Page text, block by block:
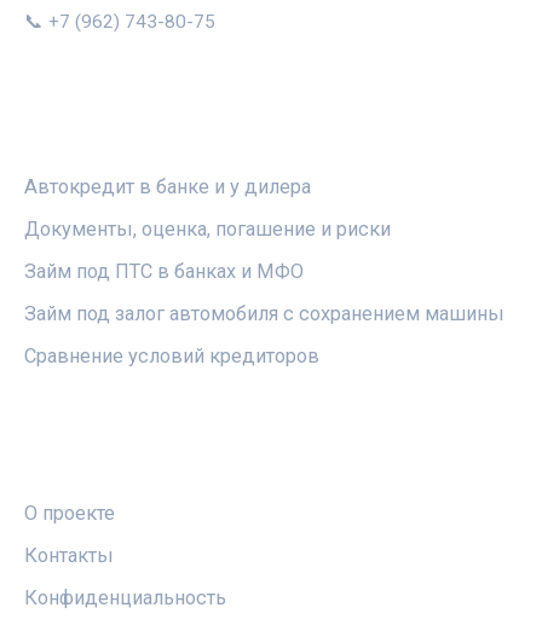
📞 +7 (962) 743-80-75
Автокредит в банке и у дилера
Документы, оценка, погашение и риски
Займ под ПТС в банках и МФО
Займ под залог автомобиля с сохранением машины
Сравнение условий кредиторов
О проекте
Контакты
Конфиденциальность